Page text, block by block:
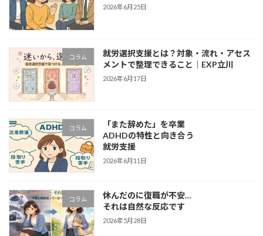
2026年6月25日
コラム
就労選択支援とは？対象・流れ・アセス
メントで整理できること｜EXP立川
2026年6月17日
コラム
「また辞めた」を卒業
ADHDの特性と向き合う
就労支援
2026年6月11日
コラム
休んだのに復職が不安…
それは自然な反応です
2026年5月28日